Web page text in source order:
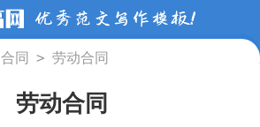
合同 > 劳动合同
劳动合同